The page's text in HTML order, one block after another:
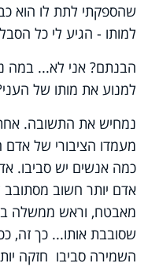
שהספקתי לתת לו הוא
למותו - הגיע לי כל
הבנתם? אני לא... במה
למנוע את מותו של
נמחיש את התשובה.
מעמדו הציבורי של אדם
כמה אנשים יש סביבו.
אדם יותר חשוב
מאבטח, וראש ממשלה
שסובבת אותו... כך זה,
השמירה סביבו חזקה